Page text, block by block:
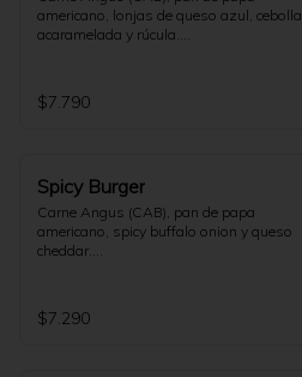
americano, lonjas de queso azul, cebolla
acaramelada y rúcula.
$7.790
Spicy Burger
Carne Angus (CAB), pan de papa
americano, spicy buffalo onion y queso
cheddar.
$7.290